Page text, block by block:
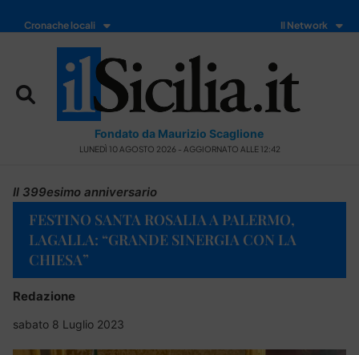
Cronache locali Il Network
Fondato da Maurizio Scaglione
LUNEDÌ 10 AGOSTO 2026 - AGGIORNATO ALLE 12:42
Il 399esimo anniversario
FESTINO SANTA ROSALIA A PALERMO,
LAGALLA: “GRANDE SINERGIA CON LA
CHIESA”
Redazione
sabato 8 Luglio 2023